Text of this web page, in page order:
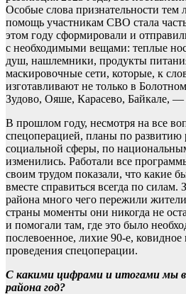
Особые слова признательности тем
помощь участникам СВО стала
этом году сформировали и
с необходимыми вещами: теплые
душ, нашлемники, продукты
маскировочные сети, которые, к
изготавливают не только в
Зудово, Ояше, Карасево, Байкале,
В прошлом году, несмотря на все
спецоперацией, планы по развитию
социальной сферы, по
изменились. Работали все
своим трудом показали, что какие
вместе справиться всегда по силам.
района много чего пережили
страны моменты они никогда не
и помогали там, где это было
послевоенное, лихие 90-е,
проведения спецоперации.
С какими цифрами и итогами мы
района год?